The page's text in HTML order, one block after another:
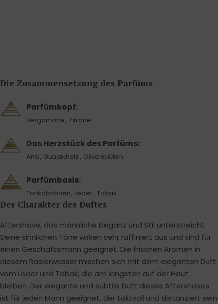
Die Zusammensetzung des Parfüms
Parfümkopf:
Bergamotte, Zitrone
Das Herzstück des Parfüms:
Anis, Guajakholz , Olivenblüten
Parfümbasis:
Tonkabohnen, Leder , Tabak
Der Charakter des Duftes
Aftershave, das männliche Eleganz und Stil unterstreicht.
Seine sinnlichen Töne wirken sehr raffiniert aus und sind für
einen Geschäftsmann geeignet. Die frischen Aromen in
diesem Rasierwasser mischen sich mit dem eleganten Duft
vom Leder und Tabak, die am längsten auf der Haut
bleiben. Der elegante und subtile Duft dieses Aftershaves
ist für jeden Mann geeignet, der taktvoll und distanziert sein